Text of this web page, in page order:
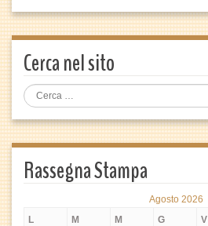
Cerca nel sito
Rassegna Stampa
Agosto 2026
L
M M G V